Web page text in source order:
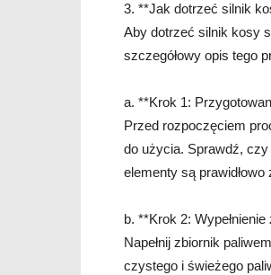
3. **Jak dotrzeć silnik
Aby dotrzeć silnik kosy
szczegółowy opis tego
a. **Krok 1:
Przed rozpoczęciem
do użycia. Sprawdź,
elementy są prawidłowo
b. **Krok 2:
Napełnij zbiornik
czystego i świeżego